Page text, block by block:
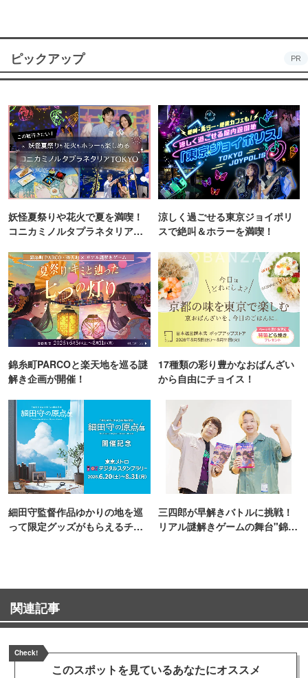
ピックアップ PR
妖怪夏祭りや花火で夏を満喫！
コニカミノルタプラネタリア
涼しく過ごせる東京ジョイポリ
スで絶叫＆ホラーを満喫！
錦糸町PARCOと楽天地を巡る謎
解き企画が開催！
17種類の彩り豊かなおばんざい
から自由にチョイス！
細田守監督作品ゆかりの地を巡
って限定グッズがもらえるチャ
三四郎が早解きバトルに挑戦！
リアル謎解きゲームの舞台"錦糸
関連記事
Check!
このスポットを見ているあなたにオススメ